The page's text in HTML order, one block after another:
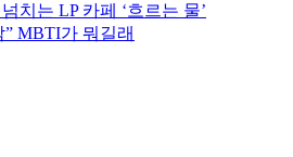
치는 LP 카페 ‘흐르는 물’
MBTI가 뭐길래